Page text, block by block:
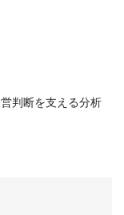
判断を支える分析